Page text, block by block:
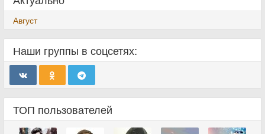
Август
Наши группы в соцсетях:
ТОП пользователей